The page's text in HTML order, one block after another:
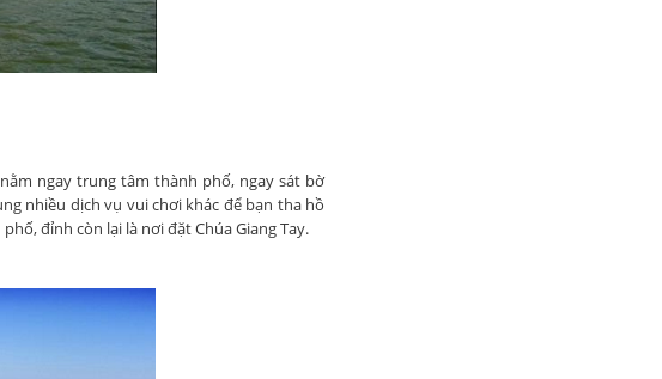
ngay trung tâm thành phố, ngay sát bờ
nhiều dịch vụ vui chơi khác để bạn tha hồ
đỉnh còn lại là nơi đặt Chúa Giang Tay.